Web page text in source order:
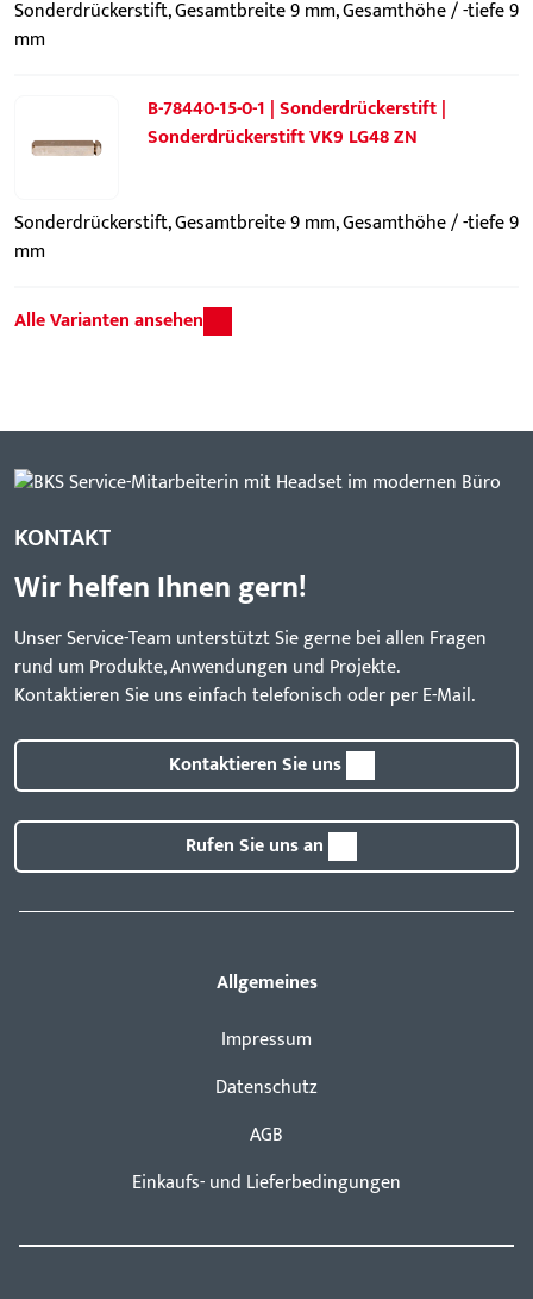
Sonderdrückerstift, Gesamtbreite 9 mm, Gesamthöhe / -tiefe 9
mm
B-78440-15-0-1 | Sonderdrückerstift |
Sonderdrückerstift VK9 LG48 ZN
Sonderdrückerstift, Gesamtbreite 9 mm, Gesamthöhe / -tiefe 9
mm
Alle Varianten ansehen
KONTAKT
Wir helfen Ihnen gern!
Unser Service-Team unterstützt Sie gerne bei allen Fragen
rund um Produkte, Anwendungen und Projekte.
Kontaktieren Sie uns einfach telefonisch oder per E-Mail.
Kontaktieren Sie uns
Rufen Sie uns an
Allgemeines
Impressum
Datenschutz
AGB
Einkaufs- und Lieferbedingungen